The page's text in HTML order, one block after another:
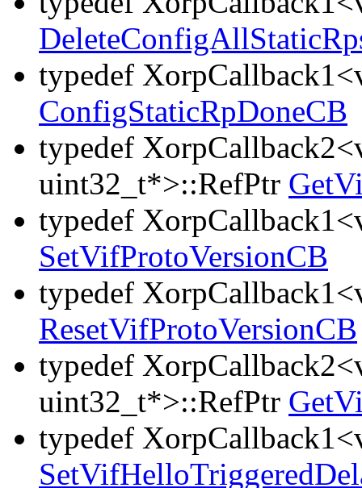
typedef
ConfigStaticRpDoneCB
typedef
uint32_t*>::RefPtr
typedef
SetVifProtoVersionCB
typedef
ResetVifProtoVersionCB
typedef
uint32_t*>::RefPtr
typedef